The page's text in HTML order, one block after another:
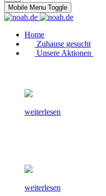
Mobile Menu Toggle
Home
Zuhause gesucht
Unsere Aktionen
weiterlesen
weiterlesen